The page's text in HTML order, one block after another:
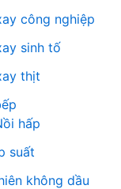
công nghiệp
sinh tố
thịt
hấp
suất
không dầu